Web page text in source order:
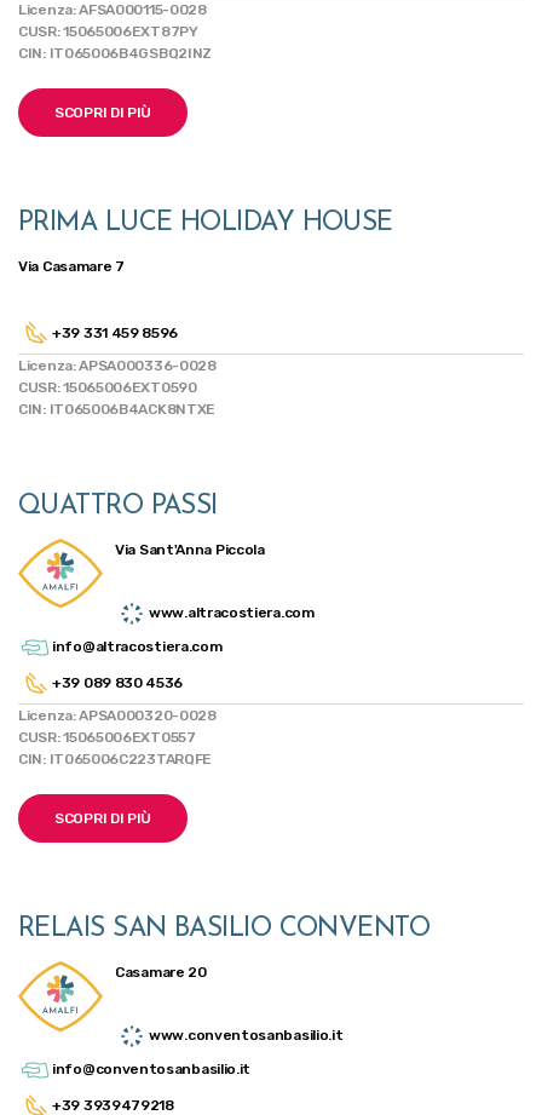
Licenza: AFSA000115-0028
CUSR: 15065006EXT87PY
CIN: IT065006B4GSBQ2INZ
SCOPRI DI PIÙ
PRIMA LUCE HOLIDAY HOUSE
Via Casamare 7
+39 331 459 8596
Licenza: APSA000336-0028
CUSR: 15065006EXT0590
CIN: IT065006B4ACK8NTXE
QUATTRO PASSI
Via Sant'Anna Piccola
www.altracostiera.com
info@altracostiera.com
+39 089 830 4536
Licenza: APSA000320-0028
CUSR: 15065006EXT0557
CIN: IT065006C223TARQFE
SCOPRI DI PIÙ
RELAIS SAN BASILIO CONVENTO
Casamare 20
www.conventosanbasilio.it
info@conventosanbasilio.it
+39 3939479218